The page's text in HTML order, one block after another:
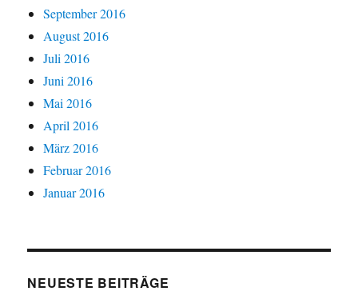
September 2016
August 2016
Juli 2016
Juni 2016
Mai 2016
April 2016
März 2016
Februar 2016
Januar 2016
NEUESTE BEITRÄGE